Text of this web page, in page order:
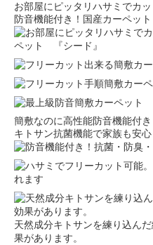
お部屋にピッタリハサミでカッ
防音機能付き！国産カーペット
簡敷なのに高性能防音機能付き
キトサン抗菌機能で家族も安心
天然成分キトサンを練り込ん
果があります。